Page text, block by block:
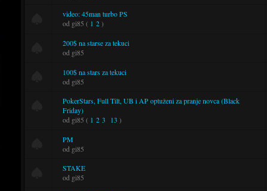
video: 45man turbo PS
od gi85 ( 1 2 )
200$ na starse za tekuci
od gi85
100$ na stars za tekuci
od gi85
PokerStars, Full Tilt, UB i AP optuženi za pranje novca (Black
Friday)
od gi85 ( 1 2 3 13 )
PM
od gi85
STAKE
od gi85